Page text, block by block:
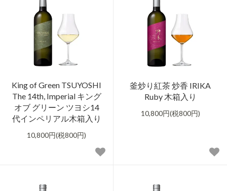
King of Green TSUYOSHI
The 14th, Imperial キング
オブ グリーン ツヨシ14
代インペリアル木箱入り
10,800円(税800円)
釜炒り紅茶 炒香 IRIKA
Ruby 木箱入り
10,800円(税800円)